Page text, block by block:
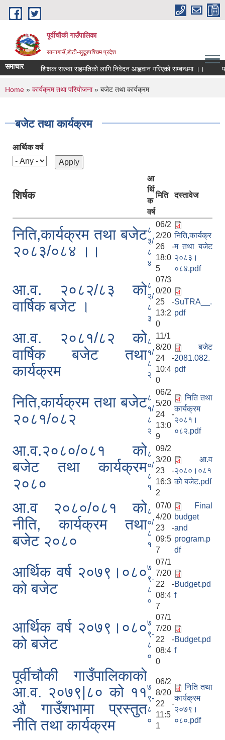
Skip to main content
पूर्वीचौकी गाउँपालिका
सानागाउँ,डोटी-सुदूरपश्चिम प्रदेश
समाचार शिक्षक सरुवा सहमतिको लागि निवेदन आह्ववान गरिएको सम्बन्धमा ।।
You are here
Home » कार्यक्रम तथा परियोजना» बजेट तथा कार्यक्रम
बजेट तथा कार्यक्रम
आर्थिक वर्ष
शिर्षक
आ
र्थि
क
वर्ष
मिति दस्तावेज
निति,कार्यक्रम तथा बजेट
२०८३/०८४ ।।
८
३/
८
४
06/2
2/20
26 -
18:0
5
निति,कार्यक्र
म तथा बजेट
२०८३।
०८४.pdf
आ.व. २०८२/८३ को
वार्षिक बजेट ।
८
२/
८
३
07/3
0/20
25 -
13:2
0
SuTRA__.
pdf
आ.व. २०८१/८२ को
वार्षिक बजेट तथा
कार्यक्रम
८
१/
८
२
11/1
8/20
24 -
10:4
0
बजेट
2081.082.
pdf
निति,कार्यक्रम तथा बजेट
२०८१/०८२
८
१/
८
२
06/2
5/20
24 -
13:0
9
निति तथा
कार्यक्रम
२०८१।
०८२.pdf
आ.व.२०८०/०८१ को
बजेट तथा कार्यक्रम
२०८०
८
०/
८
१
09/2
3/20
23 -
16:3
2
आ.व
२०८०।०८१
को बजेट.pdf
आ.व २०८०/०८१ को
नीति, कार्यक्रम तथा
बजेट २०८०
८
०/
८
१
07/0
4/20
23 -
09:5
7
Final
budget
and
program.p
df
आर्थिक वर्ष २०७९।०८०
को बजेट
७
९-
८
०
07/1
7/20
22 -
08:4
7
Budget.pd
f
आर्थिक वर्ष २०७९।०८०
को बजेट
७
९-
८
०
07/1
7/20
22 -
08:4
0
Budget.pd
f
पूर्वीचौकी गाउँपालिकाको
आ.व. २०७९|८० को ११
औ गाउँशभामा प्रस्तुत
नीति तथा कार्यक्रम
७
९-
८
०
06/2
8/20
22 -
11:5
1
निति तथा
कार्यक्रम
२०७९।
०८०.pdf